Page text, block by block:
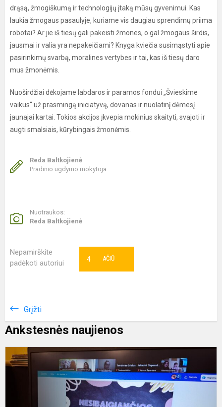
drąsą, žmogiškumą ir technologijų įtaką mūsų gyvenimui. Kas
laukia žmogaus pasaulyje, kuriame vis daugiau sprendimų priima
robotai? Ar jie iš tiesų gali pakeisti žmones, o gal žmogaus širdis,
jausmai ir valia yra nepakeičiami? Knyga kviečia susimąstyti apie
pasirinkimų svarbą, moralines vertybes ir tai, kas iš tiesų daro
mus žmonėmis.
Nuoširdžiai dėkojame labdaros ir paramos fondui „Švieskime
vaikus“ už prasmingą iniciatyvą, dovanas ir nuolatinį dėmesį
jaunajai kartai. Tokios akcijos įkvepia mokinius skaityti, svajoti ir
augti smalsiais, kūrybingais žmonėmis.
Reda Baltkojienė
Pradinio ugdymo mokytoja
Nuotraukos:
Reda Baltkojienė
Nepamirškite
padėkoti autoriui
AČIŪ
4
Grįžti
Ankstesnės naujienos